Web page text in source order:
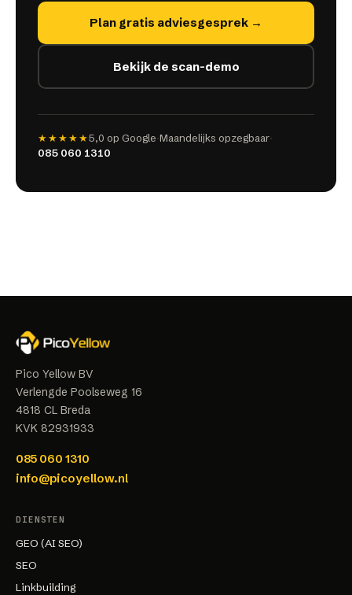
Plan gratis adviesgesprek →
Bekijk de scan-demo
★★★★★5,0 op Google·Maandelijks opzegbaar·
085 060 1310
Pico Yellow BV
Verlengde Poolseweg 16
4818 CL Breda
KVK 82931933
085 060 1310
info@picoyellow.nl
DIENSTEN
GEO (AI SEO)
SEO
Linkbuilding